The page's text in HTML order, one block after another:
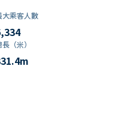
大乘客人數
（米）
m